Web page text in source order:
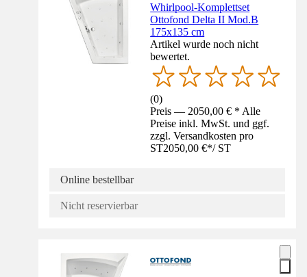
Whirlpool-Komplettset
Ottofond Delta II Mod.B
175x135 cm
Artikel wurde noch nicht
bewertet.
(0)
Preis — 2050,00 € * Alle
Preise inkl. MwSt. und ggf.
zzgl. Versandkosten pro
ST2050,00 €*/ ST
Online bestellbar
Nicht reservierbar